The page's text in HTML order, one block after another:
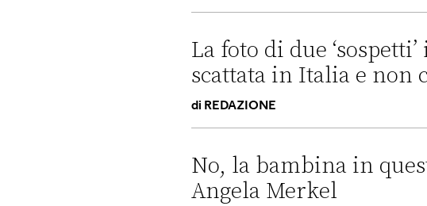
La foto di due
scattata in Italia e non
di REDAZIONE
No, la bambina in
Angela Merkel